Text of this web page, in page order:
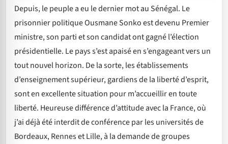
Depuis, le peuple a eu le dernier mot au Sénégal. Le
prisonnier politique Ousmane Sonko est devenu Premier
ministre, son parti et son candidat ont gagné l’élection
présidentielle. Le pays s’est apaisé en s’engageant vers un
tout nouvel horizon. De la sorte, les établissements
d’enseignement supérieur, gardiens de la liberté d’esprit,
sont en excellente situation pour m’accueillir en toute
liberté. Heureuse différence d’attitude avec la France, où
j’ai déjà été interdit de conférence par les universités de
Bordeaux, Rennes et Lille, à la demande de groupes